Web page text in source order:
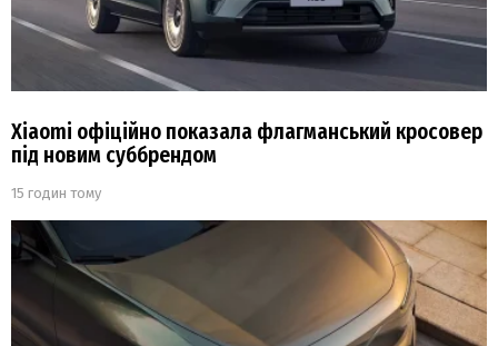
Xiaomi офіційно показала флагманський кросовер
під новим суббрендом
15 годин тому